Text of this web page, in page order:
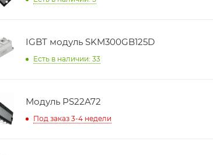
IGBT модуль SKM300GB125D
Есть в наличии: 33
Модуль PS22A72
Под заказ 3-4 недели